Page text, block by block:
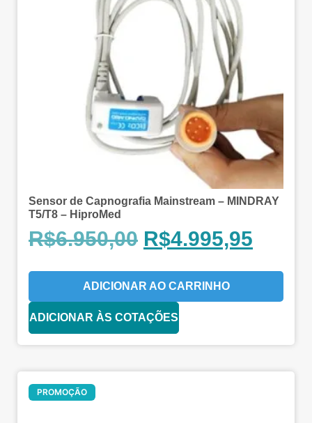
Sensor de Capnografia Mainstream – MINDRAY
T5/T8 – HiproMed
R$6.950,00 R$4.995,95
ADICIONAR AO CARRINHO
ADICIONAR ÀS COTAÇÕES
PROMOÇÃO